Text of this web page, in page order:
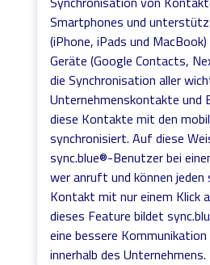
Smartphones und
(iPhone, iPads und
Geräte (Google Contacts,
die Synchronisation aller
Unternehmenskontakte und
diese Kontakte mit den
synchronisiert. Auf diese
sync.blue®-Benutzer bei
wer anruft und können jeden
Kontakt mit nur einem Klick
dieses Feature bildet
eine bessere
innerhalb des Unternehmens.